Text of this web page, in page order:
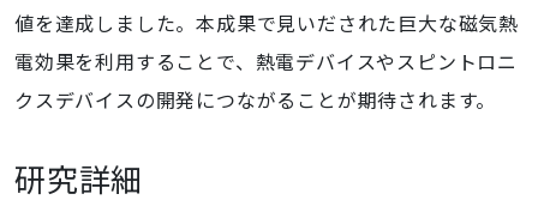
値を達成しました。本成果で見いだされた巨大な磁気熱
電効果を利用することで、熱電デバイスやスピントロニ
クスデバイスの開発につながることが期待されます。
研究詳細